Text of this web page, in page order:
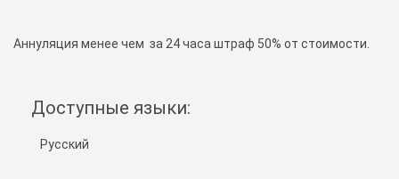
Аннуляция менее чем за 24 часа штраф 50% от стоимости.
Доступные языки:
Русский